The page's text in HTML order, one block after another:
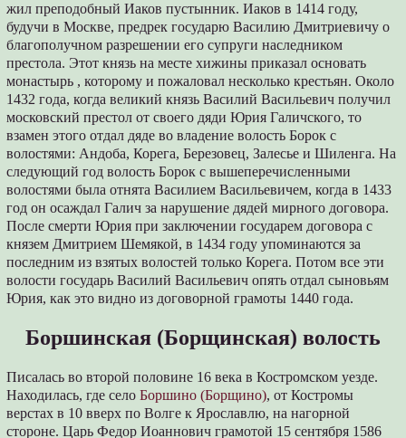
жил преподобный Иаков пустынник. Иаков в 1414 году,
будучи в Москве, предрек государю Василию Дмитриевичу о
благополучном разрешении его супруги наследником
престола. Этот князь на месте хижины приказал основать
монастырь , которому и пожаловал несколько крестьян. Около
1432 года, когда великий князь Василий Васильевич получил
московский престол от своего дяди Юрия Галичского, то
взамен этого отдал дяде во владение волость Борок с
волостями: Андоба, Корега, Березовец, Залесье и Шиленга. На
следующий год волость Борок с вышеперечисленными
волостями была отнята Василием Васильевичем, когда в 1433
год он осаждал Галич за нарушение дядей мирного договора.
После смерти Юрия при заключении государем договора с
князем Дмитрием Шемякой, в 1434 году упоминаются за
последним из взятых волостей только Корега. Потом все эти
волости государь Василий Васильевич опять отдал сыновьям
Юрия, как это видно из договорной грамоты 1440 года.
Боршинская (Борщинская) волость
Писалась во второй половине 16 века в Костромском уезде.
Находилась, где селоБоршино (Борщино), от Костромы
верстах в 10 вверх по Волге к Ярославлю, на нагорной
стороне. Царь Федор Иоаннович грамотой 15 сентября 1586